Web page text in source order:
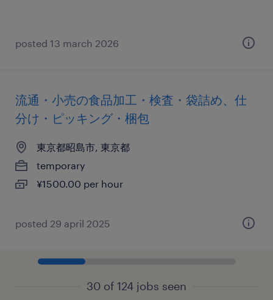
posted 13 march 2026
流通・小売の食品加工・検査・袋詰め、仕
分け・ピッキング・梱包
東京都昭島市, 東京都
temporary
¥1500.00 per hour
posted 29 april 2025
30 of 124 jobs seen